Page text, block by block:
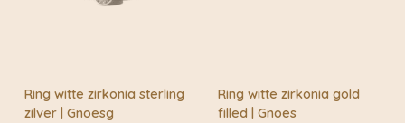
Ring witte zirkonia sterling
zilver | Gnoesg
Ring witte zirkonia gold
filled | Gnoes